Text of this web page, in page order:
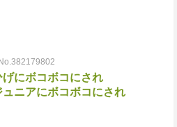
にボコボコにされ
ニアにボコボコにされ